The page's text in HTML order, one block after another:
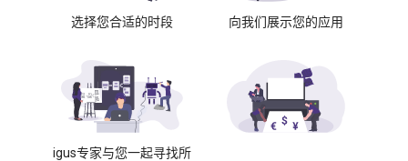
选择您合适的时段 向我们展示您的应用
igus专家与您一起寻找所